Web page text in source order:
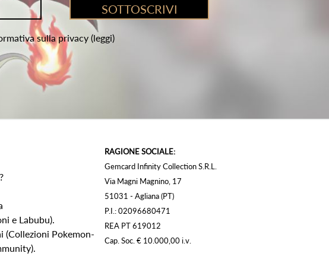
sulla privacy (leggi)
e Labubu).
(Collezioni Pokemon-
RAGIONE SOCIALE:
Gemcard Infinity Collection S.R.L.
Via Magni Magnino, 17
51031 - Agliana (PT)
P.I.: 02096680471
REA PT 619012
Cap. Soc. € 10.000,00 i.v.